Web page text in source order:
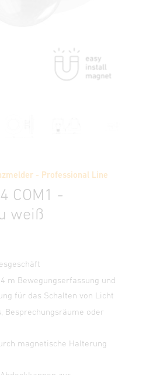
- Professional Line
COM1 -
weiß
m Bewegungserfassung und
für das Schalten von Licht
Besprechungsräume oder
magnetische Halterung